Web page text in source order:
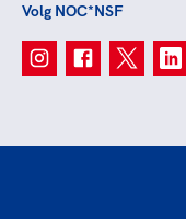
Volg NOC*NSF